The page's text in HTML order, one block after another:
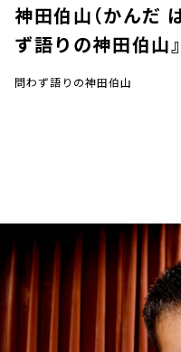
今日の番組表
YouTube
会社情報
神田伯山（かんだ
ず語りの神田伯山』
問わず語りの神田伯山